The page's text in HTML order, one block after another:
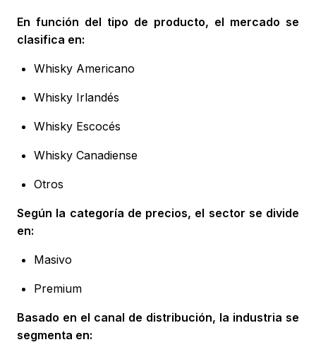
En función del tipo de producto, el mercado se
clasifica en:
Whisky Americano
Whisky Irlandés
Whisky Escocés
Whisky Canadiense
Otros
Según la categoría de precios, el sector se divide
en:
Masivo
Premium
Basado en el canal de distribución, la industria se
segmenta en: